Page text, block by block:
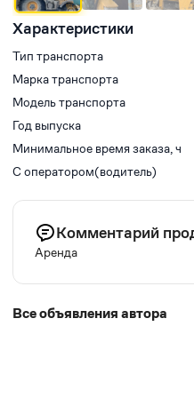
Характеристики
Тип транспорта
Марка транспорта
Модель транспорта
Год выпуска
Минимальное время заказа, ч
С оператором(водитель)
Комментарий
Аренда
Все объявления автора